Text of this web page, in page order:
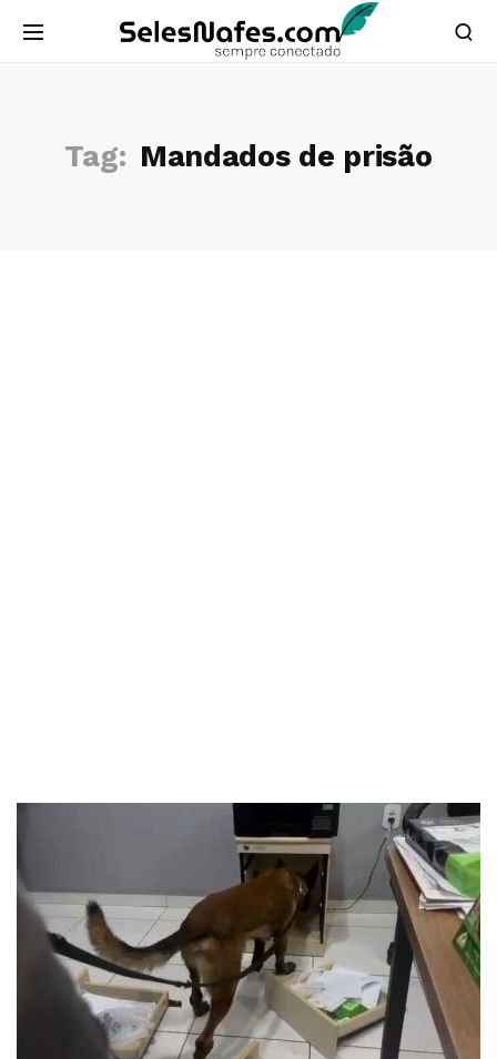
Tag: Mandados de prisão